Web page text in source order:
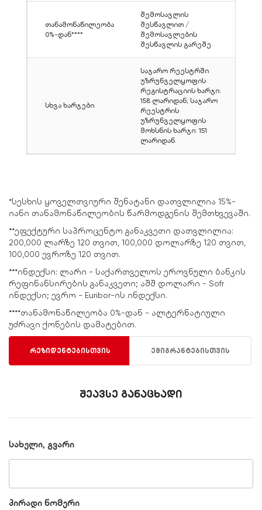
თანამონაწილეობა
0%-დან****
შემოსავლის
შესწავლით /
შემოსავლების
შესწავლის გარეშე
სხვა ხარჯები
საჯარო რეესტრში
უზრუნველყოფის
რეგისტრაციის ხარჯი:
158 ლარიდან; საჯარო
რეესტრის
უზრუნველყოფის
მოხსნის ხარჯი: 151
ლარიდან.
*სესხის ყოველთვიური შენატანი დათვლილია 15%-
იანი თანამონაწილეობის წარმოდგენის შემთხვევაში.
**ეფექტური საპროცენტო განაკვეთი დათვლილია:
200,000 ლარზე 120 თვით, 100,000 დოლარზე 120 თვით,
100,000 ევროზე 120 თვით.
***ინდექსი: ლარი - საქართველოს ეროვნული ბანკის
რეფინანსირების განაკვეთი; აშშ დოლარი - Sofr
ინდექსი; ევრო - Euribor-ის ინდექსი.
****თანამონაწილეობა 0%-დან - ალტერნატიული
უძრავი ქონების დამატებით.
რეზიდენტებისთვის ემიგრანტებისთვის
შეავსე განაცხადი
სახელი, გვარი
პირადი ნომერი